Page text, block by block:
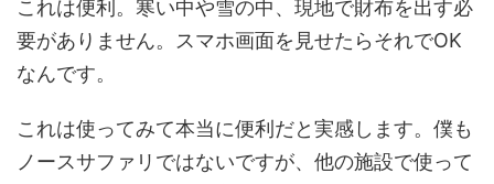
これは便利。寒い中や雪の中、現地で財布を出す必
要がありません。スマホ画面を見せたらそれでOK
なんです。
これは使ってみて本当に便利だと実感します。僕も
ノースサファリではないですが、他の施設で使って